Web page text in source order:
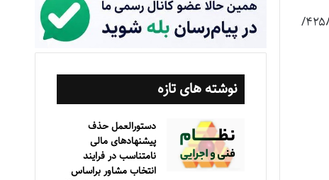
هزار میلیارد به سازمان تأمین اجتماعی برای همسان‌سازی حقوق بازنشستگان (تصویب‌نامه شماره ۴۲۵۸۳/
نوشته های تازه
دستورالعمل حذف
پيشنهادهای مالی
نامتناسب در فرايند
انتخاب مشاور براساس